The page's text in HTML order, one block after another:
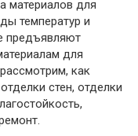
материалов для
температур и
предъявляют
для
как
стен, отделки